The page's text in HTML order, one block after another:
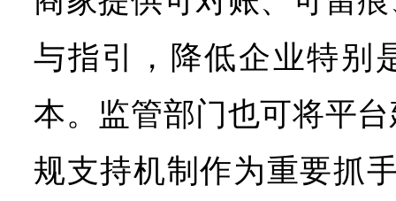
与指引，降低企业特别
本。监管部门也可将平
规支持机制作为重要抓